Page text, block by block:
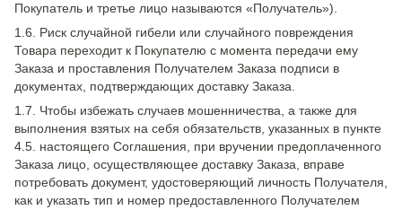
Покупатель и третье лицо называются «Получатель»).
1.6. Риск случайной гибели или случайного повреждения
Товара переходит к Покупателю с момента передачи ему
Заказа и проставления Получателем Заказа подписи в
документах, подтверждающих доставку Заказа.
1.7. Чтобы избежать случаев мошенничества, а также для
выполнения взятых на себя обязательств, указанных в пункте
4.5. настоящего Соглашения, при вручении предоплаченного
Заказа лицо, осуществляющее доставку Заказа, вправе
потребовать документ, удостоверяющий личность Получателя,
как и указать тип и номер предоставленного Получателем